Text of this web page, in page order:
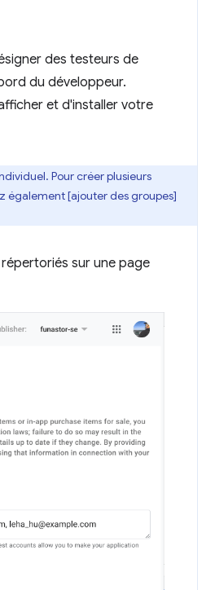
des testeurs de
du développeur.
et d'installer votre
Pour créer plusieurs
également [ajouter des groupes]
sur une page